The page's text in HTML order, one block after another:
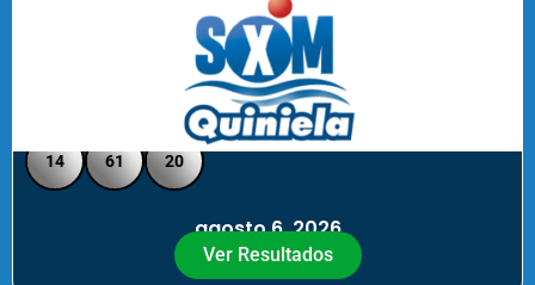
Quiniela SXM - Medio Día
14 61 20
agosto 6, 2026
Ver Resultados